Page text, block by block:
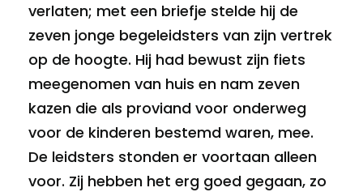
verlaten; met een briefje stelde hij de
zeven jonge begeleidsters van zijn vertrek
op de hoogte. Hij had bewust zijn fiets
meegenomen van huis en nam zeven
kazen die als proviand voor onderweg
voor de kinderen bestemd waren, mee.
De leidsters stonden er voortaan alleen
voor. Zij hebben het erg goed gegaan, zo